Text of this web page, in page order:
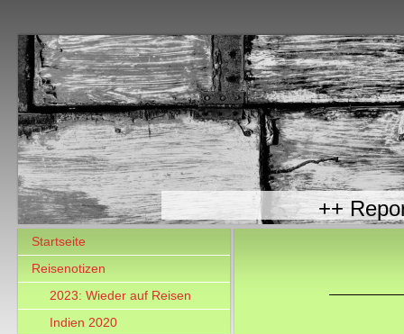
++
Startseite
Reisenotizen
2023: Wieder auf Reisen
Indien 2020